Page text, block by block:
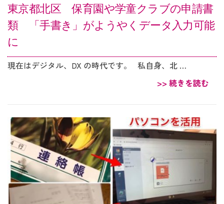
東京都北区 保育園や学童クラブの申請書
類 「手書き」がようやくデータ入力可能
に
現在はデジタル、DX の時代です。 私自身、北 …
>> 続きを読む